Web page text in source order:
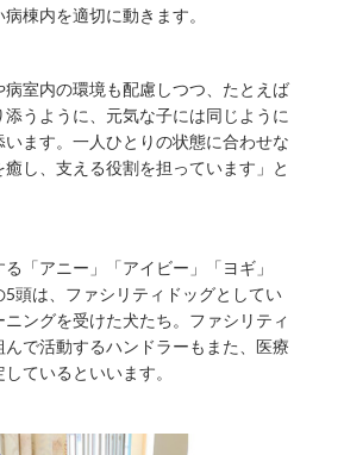
棟内を適切に動きます。
病室内の環境も配慮しつつ、たとえば
うように、元気な子には同じように
ます。一人ひとりの状態に合わせな
し、支える役割を担っています」と
「アニー」「アイビー」「ヨギ」
5頭は、ファシリティドッグとしてい
ングを受けた犬たち。ファシリティ
んで活動するハンドラーもまた、医療
ているといいます。